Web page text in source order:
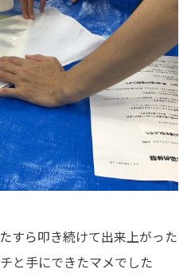
すら叩き続けて出来上がった
と手にできたマメでした